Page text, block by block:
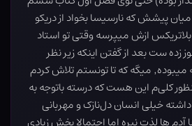
پیشش که نارسیسا بخواد از دریکو
ازش میپرسه وقتی تو استاد
زده ست بعد از گفتن اینکه زیر نظر
دامبلدور این کار احمقانه میبوده٬ میگه که تا تونستم تلاش کردم
کلی‌م این هست که درسته باتوجه به
خیلی انسان دل‌نازک و مهربانی
با آدم ها لذت نبره اما احتمالا بخش زیادی